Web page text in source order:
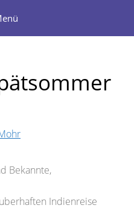
Bekannte,
Indienreise